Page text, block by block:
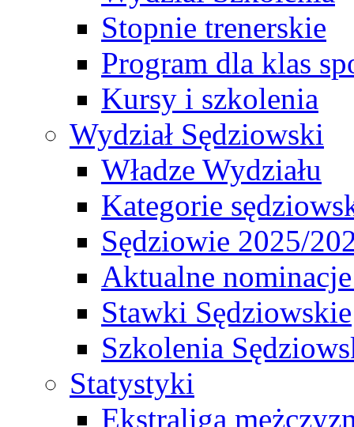
Stopnie trenerskie
Program dla klas
Kursy i szkolenia
Wydział Sędziowski
Władze Wydziału
Kategorie
Sędziowie 2025/
Aktualne
Stawki Sędziowskie
Szkolenia
Statystyki
Ekstraliga